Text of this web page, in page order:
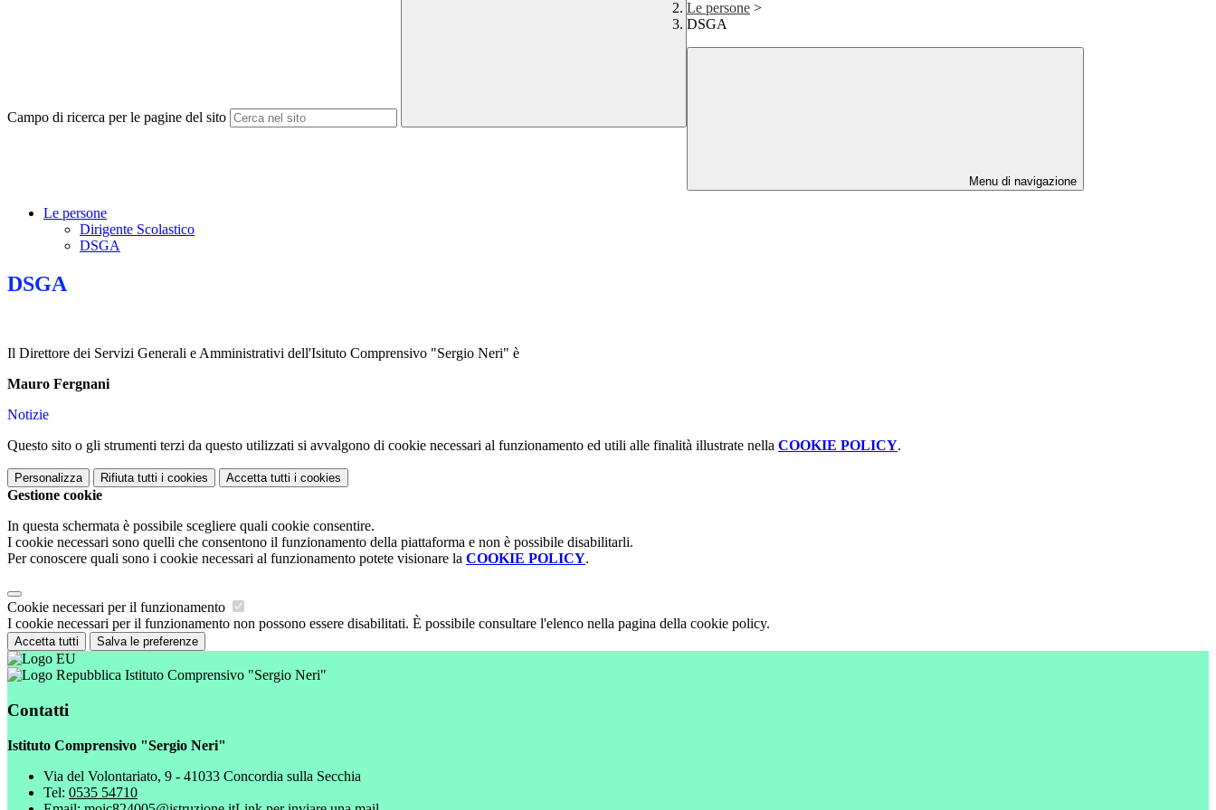
Campo di ricerca per le pagine del sito
Le persone >
DSGA
Menu di navigazione
Le persone
Dirigente Scolastico
DSGA
DSGA
Il Direttore dei Servizi Generali e Amministrativi dell'Isituto Comprensivo "Sergio Neri" è
Mauro Fergnani
Notizie
Questo sito o gli strumenti terzi da questo utilizzati si avvalgono di cookie necessari al funzionamento ed utili alle finalità illustrate nella COOKIE POLICY.
Personalizza Rifiuta tutti i cookies Accetta tutti i cookies
Gestione cookie
In questa schermata è possibile scegliere quali cookie consentire.
I cookie necessari sono quelli che consentono il funzionamento della piattaforma e non è possibile disabilitarli.
Per conoscere quali sono i cookie necessari al funzionamento potete visionare la COOKIE POLICY.
Cookie necessari per il funzionamento
I cookie necessari per il funzionamento non possono essere disabilitati. È possibile consultare l'elenco nella pagina della cookie policy.
Accetta tutti Salva le preferenze
Istituto Comprensivo "Sergio Neri"
Contatti
Istituto Comprensivo "Sergio Neri"
Via del Volontariato, 9 - 41033 Concordia sulla Secchia
Tel: 0535 54710